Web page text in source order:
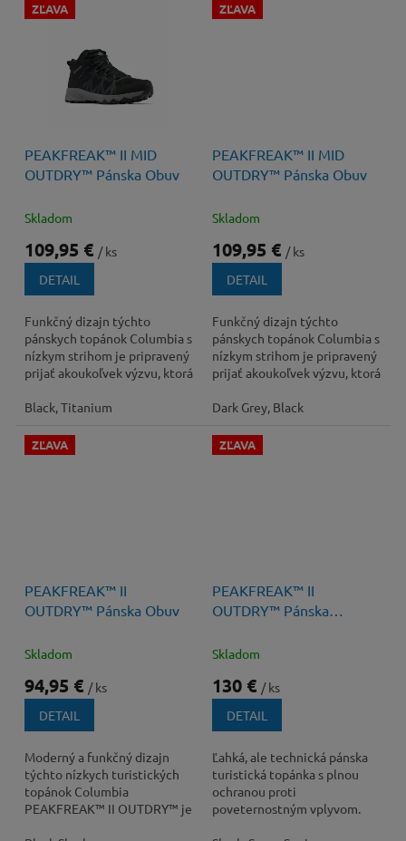
ZĽAVA
PEAKFREAK™ II MID
OUTDRY™ Pánska Obuv
Skladom
109,95 € / ks
DETAIL
Funkčný dizajn týchto
pánskych topánok Columbia s
nízkym strihom je pripravený
prijať akoukoľvek výzvu, ktorá
Black, Titanium
ZĽAVA
PEAKFREAK™ II MID
OUTDRY™ Pánska Obuv
Skladom
109,95 € / ks
DETAIL
Funkčný dizajn týchto
pánskych topánok Columbia s
nízkym strihom je pripravený
prijať akoukoľvek výzvu, ktorá
Dark Grey, Black
ZĽAVA
PEAKFREAK™ II
OUTDRY™ Pánska Obuv
Skladom
94,95 € / ks
DETAIL
Moderný a funkčný dizajn
týchto nízkych turistických
topánok Columbia
PEAKFREAK™ II OUTDRY™ je
ZĽAVA
PEAKFREAK™ II
OUTDRY™ Pánska
Membránou
Skladom
130 € / ks
DETAIL
Ľahká, ale technická pánska
turistická topánka s plnou
ochranou proti
poveternostným vplyvom.